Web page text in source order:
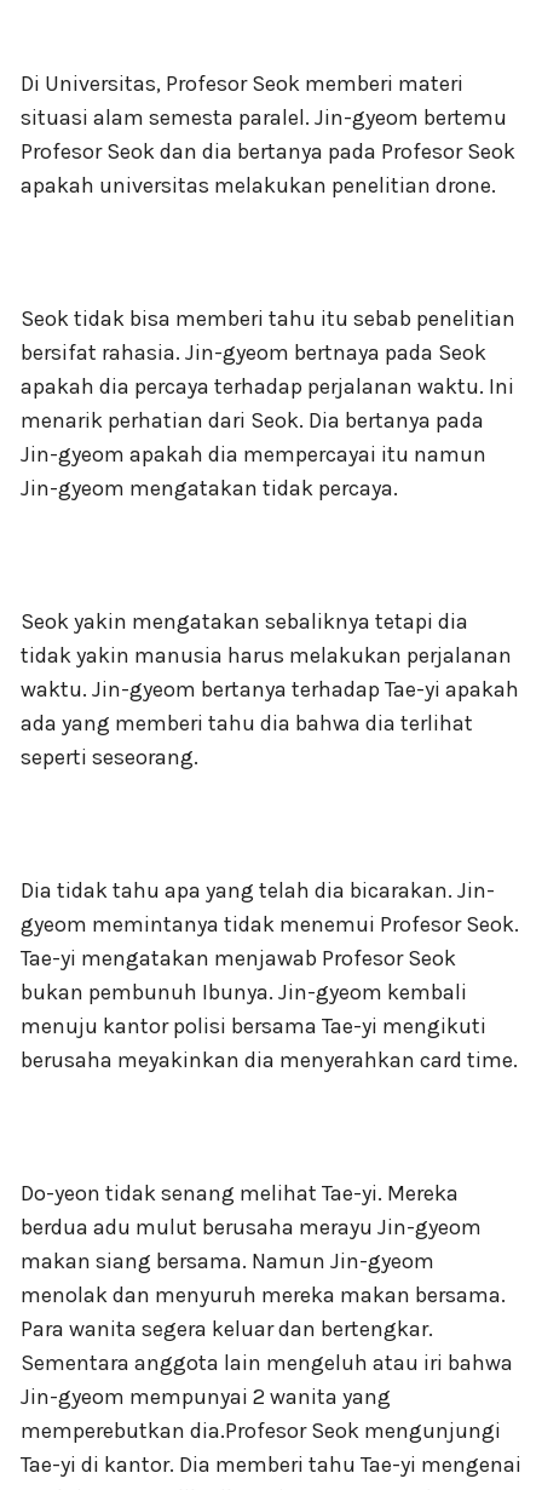
Di Universitas, Profesor Seok memberi materi
situasi alam semesta paralel. Jin-gyeom bertemu
Profesor Seok dan dia bertanya pada Profesor Seok
apakah universitas melakukan penelitian drone.
Seok tidak bisa memberi tahu itu sebab penelitian
bersifat rahasia. Jin-gyeom bertnaya pada Seok
apakah dia percaya terhadap perjalanan waktu. Ini
menarik perhatian dari Seok. Dia bertanya pada
Jin-gyeom apakah dia mempercayai itu namun
Jin-gyeom mengatakan tidak percaya.
Seok yakin mengatakan sebaliknya tetapi dia
tidak yakin manusia harus melakukan perjalanan
waktu. Jin-gyeom bertanya terhadap Tae-yi apakah
ada yang memberi tahu dia bahwa dia terlihat
seperti seseorang.
Dia tidak tahu apa yang telah dia bicarakan. Jin-
gyeom memintanya tidak menemui Profesor Seok.
Tae-yi mengatakan menjawab Profesor Seok
bukan pembunuh Ibunya. Jin-gyeom kembali
menuju kantor polisi bersama Tae-yi mengikuti
berusaha meyakinkan dia menyerahkan card time.
Do-yeon tidak senang melihat Tae-yi. Mereka
berdua adu mulut berusaha merayu Jin-gyeom
makan siang bersama. Namun Jin-gyeom
menolak dan menyuruh mereka makan bersama.
Para wanita segera keluar dan bertengkar.
Sementara anggota lain mengeluh atau iri bahwa
Jin-gyeom mempunyai 2 wanita yang
memperebutkan dia.Profesor Seok mengunjungi
Tae-yi di kantor. Dia memberi tahu Tae-yi mengenai